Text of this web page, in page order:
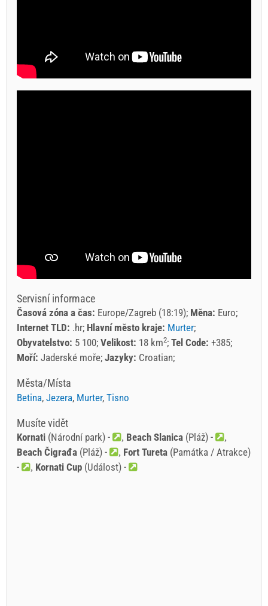
Servisní informace
Časová zóna a čas: Europe/Zagreb (18:19) Měna: Euro
Internet TLD: .hr Hlavní město kraje: Murter
Obyvatelstvo: 5 100 Velikost: 18 km2 Tel Code: +385
Moří: Jaderské moře Jazyky: Croatian
Města/Místa
Betina, Jezera, Murter, Tisno
Musíte vidět
Kornati (Národní park) - Beach Slanica (Pláž) -
Beach Čigrađa (Pláž) - Fort Tureta (Památka / Atrakce)
-
Kornati Cup (Událost) -